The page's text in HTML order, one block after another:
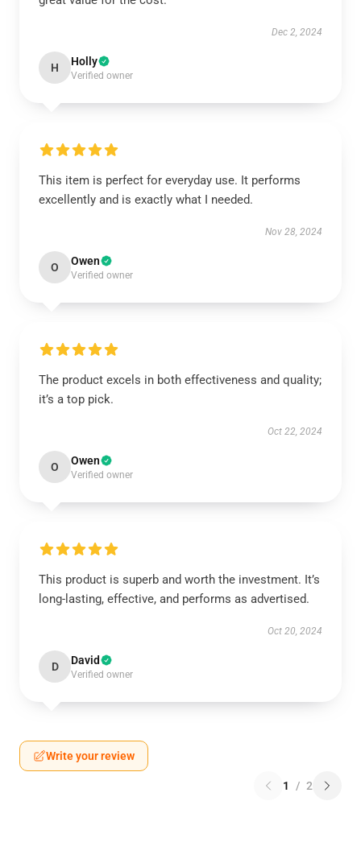
Dec 2, 2024
H Holly
Verified owner
This item is perfect for everyday use. It performs
excellently and is exactly what I needed.
Nov 28, 2024
O Owen
Verified owner
The product excels in both effectiveness and quality;
it’s a top pick.
Oct 22, 2024
O Owen
Verified owner
This product is superb and worth the investment. It’s
long-lasting, effective, and performs as advertised.
Oct 20, 2024
D David
Verified owner
Write your review
1 / 2